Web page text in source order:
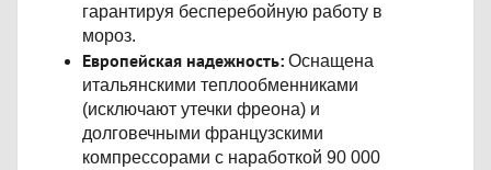
гарантируя бесперебойную работу в
мороз.
Европейская надежность: Оснащена
итальянскими теплообменниками
(исключают утечки фреона) и
долговечными французскими
компрессорами с наработкой 90 000